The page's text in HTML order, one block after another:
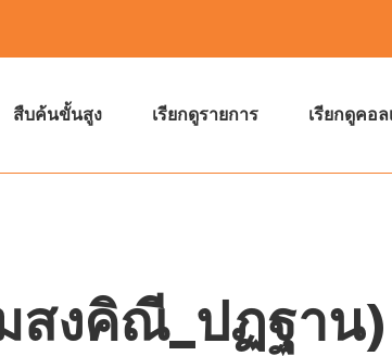
สืบค้นขั้นสูง เรียกดูรายการ เรียกดูคอ
งคิณี_ปฏฐาน)